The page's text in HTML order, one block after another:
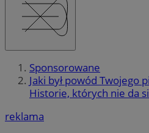
Sponsorowane
Jaki był powód Twojego
Historie, których nie da
reklama